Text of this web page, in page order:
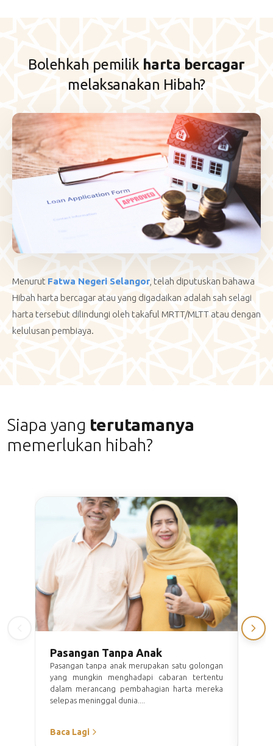
Bolehkah pemilik harta bercagar
melaksanakan Hibah?
Menurut Fatwa Negeri Selangor , telah diputuskan bahawa
Hibah harta bercagar atau yang digadaikan adalah sah selagi
harta tersebut dilindungi oleh takaful MRTT/MLTT atau dengan
kelulusan pembiaya.
Siapa yang terutamanya
memerlukan hibah?
Pasangan Tanpa Anak
Pasangan tanpa anak merupakan satu golongan
yang mungkin menghadapi cabaran tertentu
dalam merancang pembahagian harta mereka
selepas meninggal dunia....
Baca Lagi